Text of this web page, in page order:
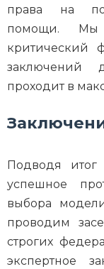
права на
помощи.
критический
заключений
проходит в
Подводя итог
успешное
выбора
проводим
строгих
экспертное